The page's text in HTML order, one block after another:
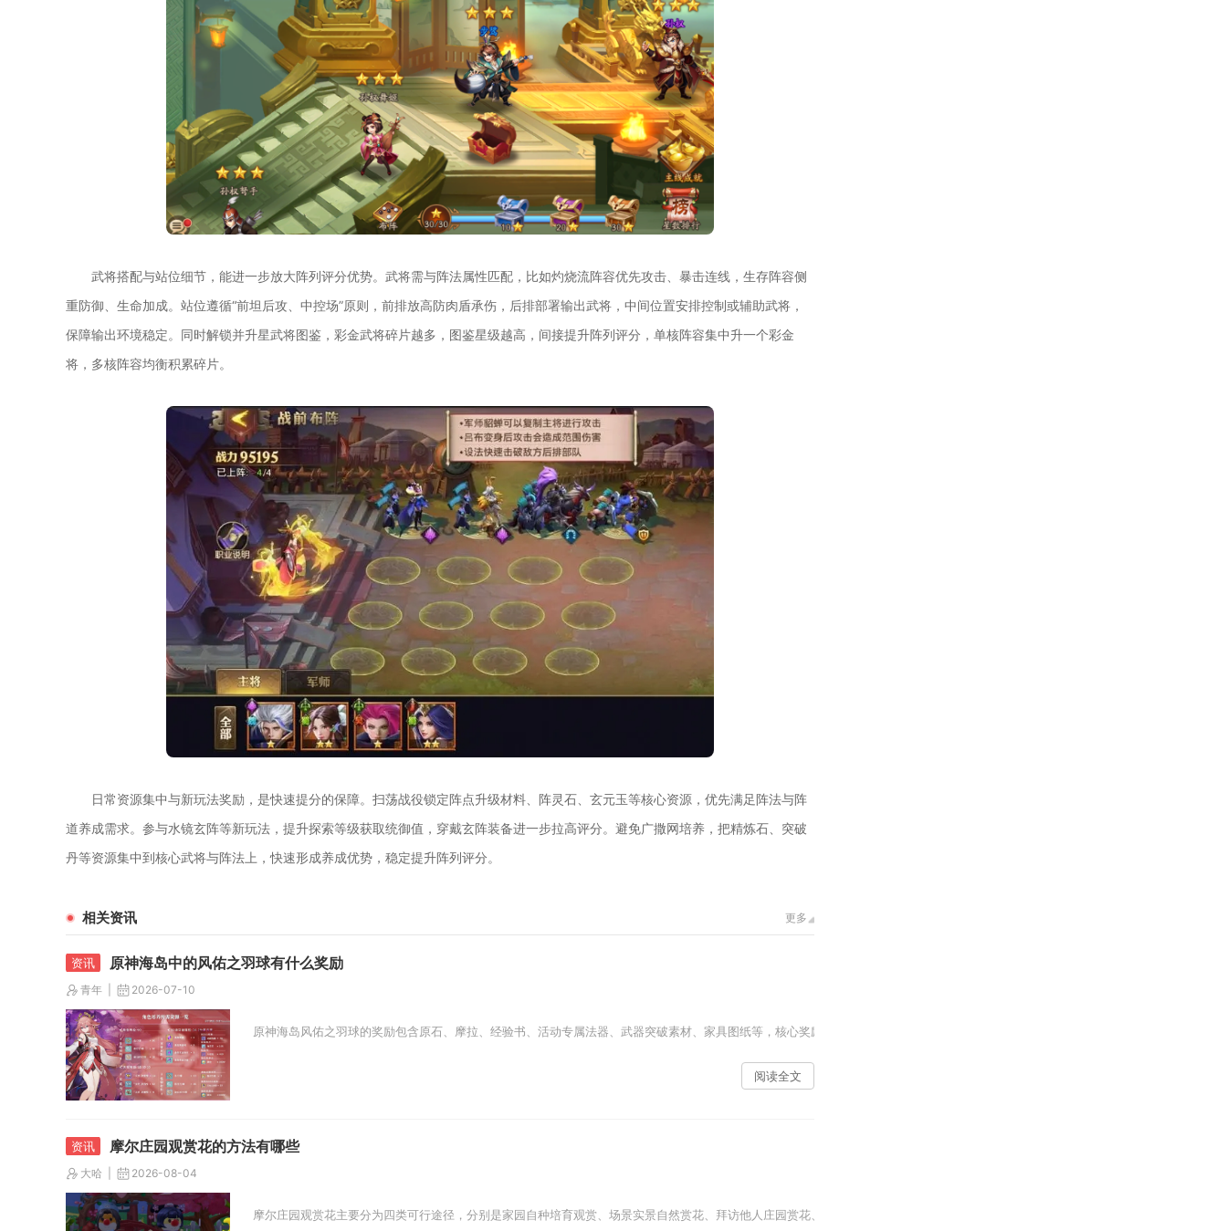
武将搭配与站位细节，能进一步放大阵列评分优势。武将需与阵法属性匹配，比如灼烧流阵容优先攻击、暴击连线，生存阵容侧
重防御、生命加成。站位遵循“前坦后攻、中控场”原则，前排放高防肉盾承伤，后排部署输出武将，中间位置安排控制或辅助武将，
保障输出环境稳定。同时解锁并升星武将图鉴，彩金武将碎片越多，图鉴星级越高，间接提升阵列评分，单核阵容集中升一个彩金
将，多核阵容均衡积累碎片。
日常资源集中与新玩法奖励，是快速提分的保障。扫荡战役锁定阵点升级材料、阵灵石、玄元玉等核心资源，优先满足阵法与阵
道养成需求。参与水镜玄阵等新玩法，提升探索等级获取统御值，穿戴玄阵装备进一步拉高评分。避免广撒网培养，把精炼石、突破
丹等资源集中到核心武将与阵法上，快速形成养成优势，稳定提升阵列评分。
相关资讯 更多
原神海岛中的风佑之羽球有什么奖励
青年 2026-07-10
原神海岛风佑之羽球的奖励包含原石、摩拉、经验书、活动专属法器、武器突破素材、家具图纸等，核心奖励集中在彩绘墙宝箱、羽球魔环解谜宝箱与活动商店兑换三大类，探索与活动
阅读全文
摩尔庄园观赏花的方法有哪些
大哈 2026-08-04
摩尔庄园观赏花主要分为四类可行途径，分别是家园自种培育观赏、场景实景自然赏花、拜访他人庄园赏花、装饰陈列静态观赏，四类玩法覆盖单人培育、户外探索、社交互动、布景展